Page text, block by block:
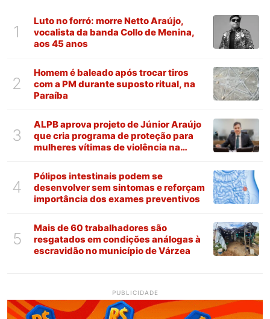
1
Luto no forró: morre Netto Araújo,
vocalista da banda Collo de Menina,
aos 45 anos
2
Homem é baleado após trocar tiros
com a PM durante suposto ritual, na
Paraíba
3
ALPB aprova projeto de Júnior Araújo
que cria programa de proteção para
mulheres vítimas de violência na
4
Pólipos intestinais podem se
desenvolver sem sintomas e reforçam
importância dos exames preventivos
5
Mais de 60 trabalhadores são
resgatados em condições análogas à
escravidão no município de Várzea
PUBLICIDADE